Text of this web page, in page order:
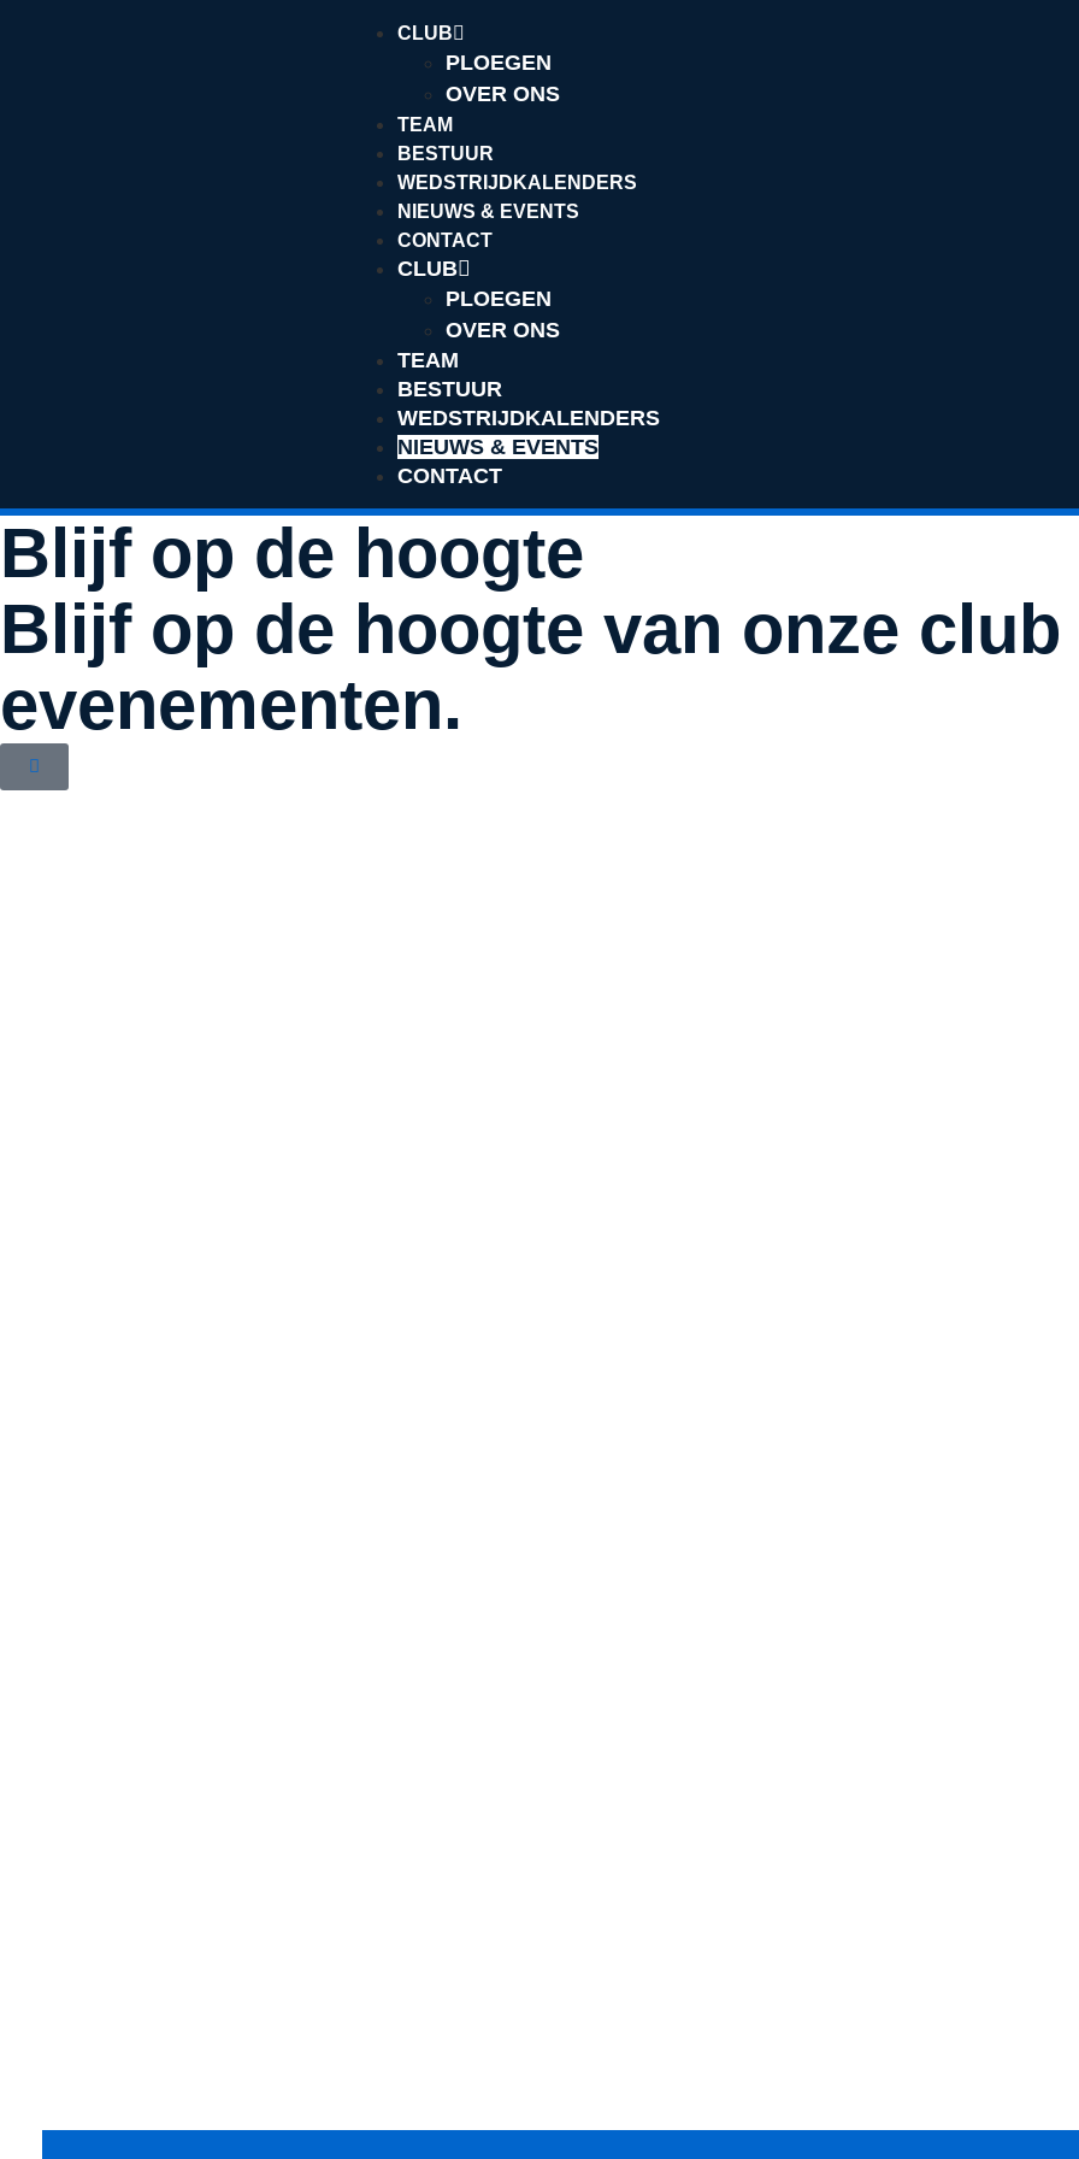
CLUB
PLOEGEN
OVER ONS
TEAM
BESTUUR
WEDSTRIJDKALENDERS
NIEUWS & EVENTS
CONTACT
CLUB
PLOEGEN
OVER ONS
TEAM
BESTUUR
WEDSTRIJDKALENDERS
NIEUWS & EVENTS
CONTACT
Blijf op de hoogte
Blijf op de hoogte van onze club
evenementen.